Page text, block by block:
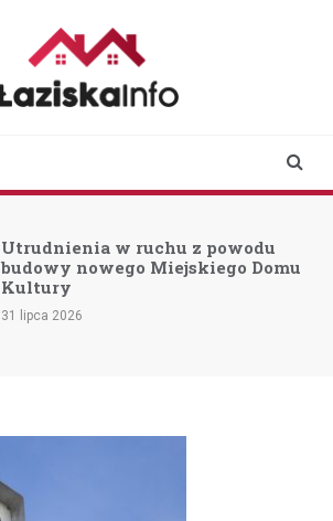
Utrudnienia w ruchu z powodu
budowy nowego Miejskiego Domu
Kultury
31 lipca 2026